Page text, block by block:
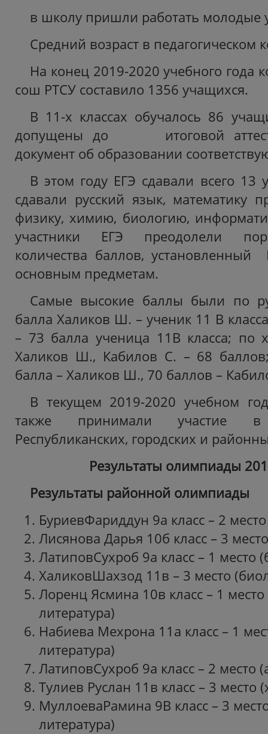
в школу пришли работать молодые
Средний возраст в педагогическом
На конец 2019-2020 учебного года
сош РТСУ составило 1356 учащихся.
В 11-х классах обучалось 86
допущены до итоговой
документ об образовании
В этом году ЕГЭ сдавали всего 13
сдавали русский язык, математику
физику, химию, биологию,
участники ЕГЭ преодолели
количества баллов, установленный
основным предметам.
Самые высокие баллы были по
балла Халиков Ш. – ученик 11 В
– 73 балла ученица 11В класса; по
Халиков Ш., Кабилов С. – 68
балла – Халиков Ш., 70 баллов –
В текущем 2019-2020 учебном
также принимали участие в
Республиканских, городских и
Результаты олимпиады
Результаты районной олимпиады
БуриевФариддун 9а класс – 2
Лисянова Дарья 10б класс – 3
ЛатиповСухроб 9а класс – 1 место
ХаликовШахзод 11в – 3 место
Лоренц Ясмина 10в класс – 1
литература)
Набиева Мехрона 11а класс – 1
литература)
ЛатиповСухроб 9а класс – 2 место
Тулиев Руслан 11в класс – 3 место
МуллоеваРамина 9В класс – 3
литература)